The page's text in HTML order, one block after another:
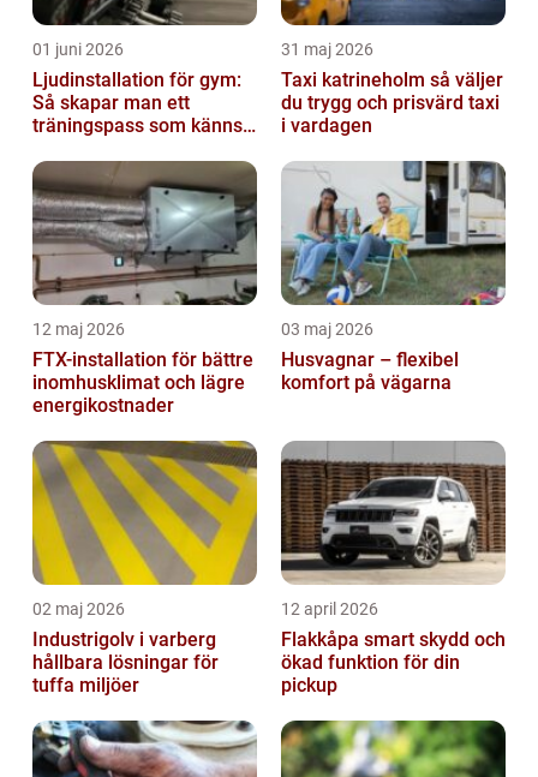
01 juni 2026
Ljudinstallation för gym:
Så skapar man ett
träningspass som känns i
31 maj 2026
Taxi katrineholm så väljer
du trygg och prisvärd taxi
i vardagen
12 maj 2026
FTX-installation för bättre
inomhusklimat och lägre
energikostnader
03 maj 2026
Husvagnar – flexibel
komfort på vägarna
02 maj 2026
Industrigolv i varberg
hållbara lösningar för
tuffa miljöer
12 april 2026
Flakkåpa smart skydd och
ökad funktion för din
pickup